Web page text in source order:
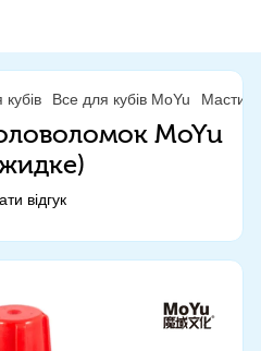
Все для кубів MoYu
MoYu
відгук